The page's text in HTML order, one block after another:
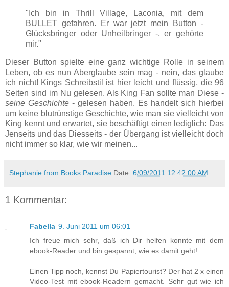
"Ich bin in Thrill Village, Laconia, mit dem
BULLET gefahren. Er war jetzt mein Button -
Glücksbringer oder Unheilbringer -, er gehörte
mir."
Dieser Button spielte eine ganz wichtige Rolle in seinem
Leben, ob es nun Aberglaube sein mag - nein, das glaube
ich nicht! Kings Schreibstil ist hier leicht und flüssig, die 96
Seiten sind im Nu gelesen. Als King Fan sollte man Diese -
seine Geschichte - gelesen haben. Es handelt sich hierbei
um keine blutrünstige Geschichte, wie man sie vielleicht von
King kennt und erwartet, sie beschäftigt einen lediglich: Das
Jenseits und das Diesseits - der Übergang ist vielleicht doch
nicht immer so klar, wie wir meinen...
Stephanie from Books Paradise Date: 6/09/2011 12:42:00 AM
1 Kommentar:
Fabella 9. Juni 2011 um 06:01
Ich freue mich sehr, daß ich Dir helfen konnte mit dem
ebook-Reader und bin gespannt, wie es damit geht!
Einen Tipp noch, kennst Du Papiertourist? Der hat 2 x einen
Video-Test mit ebook-Readern gemacht. Sehr gut wie ich